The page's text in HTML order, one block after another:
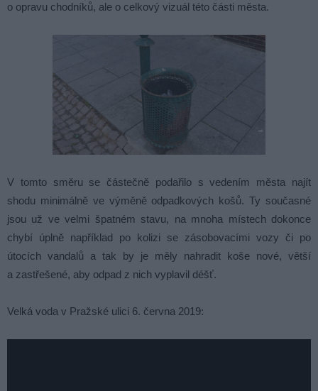
o opravu chodníků, ale o celkový vizuál této části města.
V tomto směru se částečně podařilo s vedením města najít
shodu minimálně ve výměně odpadkových košů. Ty současné
jsou už ve velmi špatném stavu, na mnoha místech dokonce
chybí úplně například po kolizi se zásobovacími vozy či po
útocích vandalů a tak by je měly nahradit koše nové, větší
a zastřešené, aby odpad z nich vyplavil déšť.
Velká voda v Pražské ulici 6. června 2019: